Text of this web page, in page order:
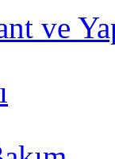
ve